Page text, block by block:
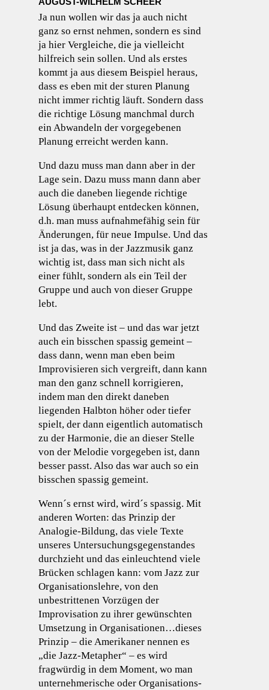
Ja nun wollen wir das ja auch nicht
ganz so ernst nehmen, sondern es sind
ja hier Vergleiche, die ja vielleicht
hilfreich sein sollen. Und als erstes
kommt ja aus diesem Beispiel heraus,
dass es eben mit der sturen Planung
nicht immer richtig läuft. Sondern dass
die richtige Lösung manchmal durch
ein Abwandeln der vorgegebenen
Planung erreicht werden kann.
Und dazu muss man dann aber in der
Lage sein. Dazu muss mann dann aber
auch die daneben liegende richtige
Lösung überhaupt entdecken können,
d.h. man muss aufnahmefähig sein für
Änderungen, für neue Impulse. Und das
ist ja das, was in der Jazzmusik ganz
wichtig ist, dass man sich nicht als
einer fühlt, sondern als ein Teil der
Gruppe und auch von dieser Gruppe
lebt.
Und das Zweite ist – und das war jetzt
auch ein bisschen spassig gemeint –
dass dann, wenn man eben beim
Improvisieren sich vergreift, dann kann
man den ganz schnell korrigieren,
indem man den direkt daneben
liegenden Halbton höher oder tiefer
spielt, der dann eigentlich automatisch
zu der Harmonie, die an dieser Stelle
von der Melodie vorgegeben ist, dann
besser passt. Also das war auch so ein
bisschen spassig gemeint.
Wenn´s ernst wird, wird´s spassig. Mit
anderen Worten: das Prinzip der
Analogie-Bildung, das viele Texte
unseres Untersuchungsgegenstandes
durchzieht und das einleuchtend viele
Brücken schlagen kann: vom Jazz zur
Organisationslehre, von den
unbestrittenen Vorzügen der
Improvisation zu ihrer gewünschten
Umsetzung in Organisationen…dieses
Prinzip – die Amerikaner nennen es
„die Jazz-Metapher“ – es wird
fragwürdig in dem Moment, wo man
unternehmerische oder Organisations-